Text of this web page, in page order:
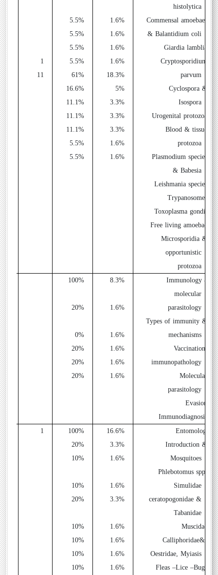
histolytica
- Commensal amoebae
& Balantidium coli
-Cryptosporidium
parvum
-Cyclospora &
Isospora
-Blood & tissue
protozoa
-Plasmodium species
& Babesia
-Microsporidia &
opportunistic
protozoa
1.6%
1.6%
1.6%
1.6%
18.3%
5%
3.3%
3.3%
3.3%
1.6%
1.6%
5.5%
5.5%
5.5%
5.5%
61%
16.6%
11.1%
11.1%
11.1%
5.5%
5.5%
1
11
1
1
1
1
3
2
2
2
1
1
Immunology &
molecular
parasitology
-Types of immunity &
mechanisms
-Vaccination,
immunopathology
-Molecular
parasitology
8.3%
1.6%
1.6%
1.6%
1.6%
1.6%
100%
20%
0%
20%
20%
20%
5
1
1
1
1
1
Entomology
-Introduction &
Mosquitoes
-Phlebotomus spp,
Simulidae
ceratopogonidae &
Tabanidae
- Calliphoridae&
Oestridae, Myiasis
–Lice–Bugs
16.6%
3.3%
1.6%
1.6%
3.3%
1.6%
1.6%
1.6%
1.6%
100%
20%
10%
10%
20%
10%
10%
10%
10%
1
2
1
1
2
1
1
1
1